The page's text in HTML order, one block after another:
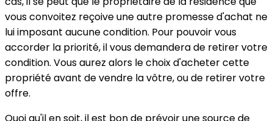
vous convoitez reçoive une autre promesse d'achat ne
lui imposant aucune condition. Pour pouvoir vous
accorder la priorité, il vous demandera de retirer votre
condition. Vous aurez alors le choix d'acheter cette
propriété avant de vendre la vôtre, ou de retirer votre
offre.